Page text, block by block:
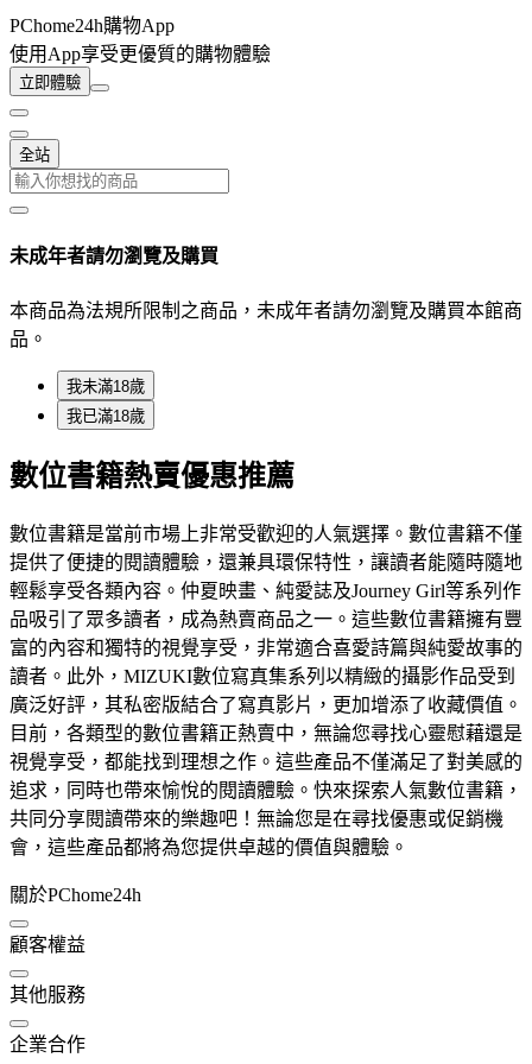
PChome24h購物App
使用App享受更優質的購物體驗
立即體驗
全站
未成年者請勿瀏覽及購買
本商品為法規所限制之商品，未成年者請勿瀏覽及購買本館商
品。
我未滿18歲
我已滿18歲
數位書籍熱賣優惠推薦
數位書籍是當前市場上非常受歡迎的人氣選擇。數位書籍不僅
提供了便捷的閱讀體驗，還兼具環保特性，讓讀者能隨時隨地
輕鬆享受各類內容。仲夏映畫、純愛誌及Journey Girl等系列作
品吸引了眾多讀者，成為熱賣商品之一。這些數位書籍擁有豐
富的內容和獨特的視覺享受，非常適合喜愛詩篇與純愛故事的
讀者。此外，MIZUKI數位寫真集系列以精緻的攝影作品受到
廣泛好評，其私密版結合了寫真影片，更加增添了收藏價值。
目前，各類型的數位書籍正熱賣中，無論您尋找心靈慰藉還是
視覺享受，都能找到理想之作。這些產品不僅滿足了對美感的
追求，同時也帶來愉悅的閱讀體驗。快來探索人氣數位書籍，
共同分享閱讀帶來的樂趣吧！無論您是在尋找優惠或促銷機
會，這些產品都將為您提供卓越的價值與體驗。
關於PChome24h
顧客權益
其他服務
企業合作